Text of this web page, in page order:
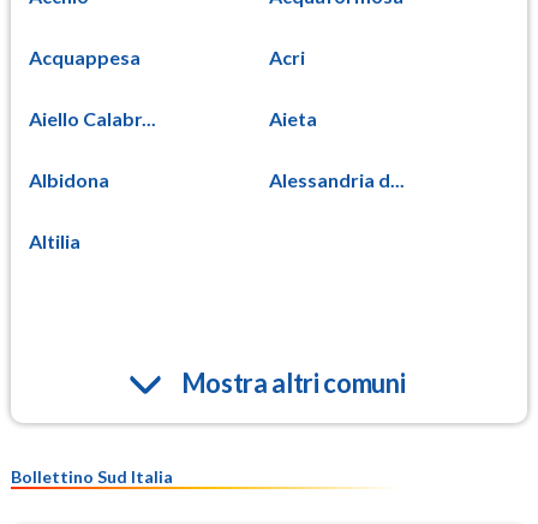
Acquappesa Acri
Aiello Calabr... Aieta
Albidona Alessandria d...
Altilia
Mostra altri comuni
Bollettino Sud Italia